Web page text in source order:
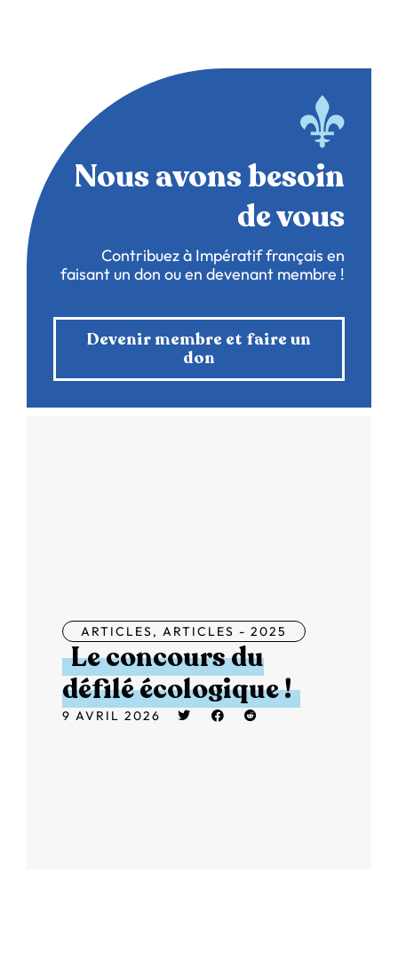
Nous avons besoin
de vous
Contribuez à Impératif français en
faisant un don ou en devenant membre !
Devenir membre et faire un
don
ARTICLES, ARTICLES - 2025
Le concours du
défilé écologique !
9 AVRIL 2026